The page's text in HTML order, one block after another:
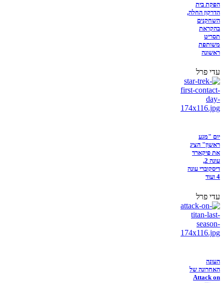
הפקת בית
הדרקון החלה,
השחקנים
בהקראת
תסריט
משותפת
ראשונה
עדי פרל
יום "מגע
ראשון" הציג
את פיקארד
עונה 2,
דיסקוברי עונה
4 ועוד
עדי פרל
העונה
האחרונה של
Attack on